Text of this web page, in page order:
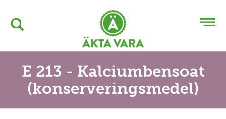
E 213 - Kalciumbensoat
(konserveringsmedel)